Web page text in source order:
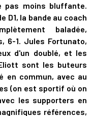
pas moins bluffante.
D1, la bande au coach
baladée,
6-1. Jules Fortunato,
d'un doublé, et les
sont les buteurs
en commun, avec au
(on est sportif où on
les supporters en
références,